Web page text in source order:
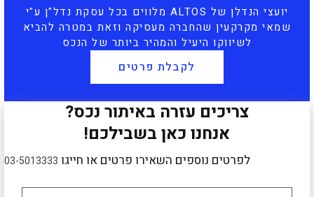
יועצי הנדלן של ALTOS מלווים בכל עסקת נדל"ן ע"י
שמאי מקרקעין שהחברה מעסיקה וזאת במטרה להביא
לשיווקו היעיל והמהיר ביותר של הנכס
לקבלת פרטים
צריכים עזרה באיתור נכס?
אנחנו כאן בשבילכם!
לפרטים נוספים השאירו פרטים או חייגו 03-5013333